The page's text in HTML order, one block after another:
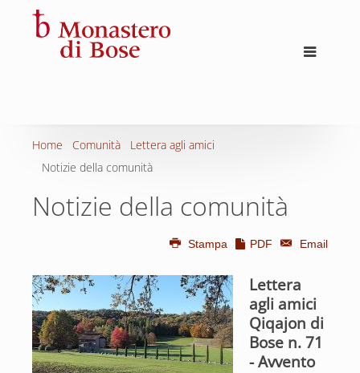
Home Comunità
Lettera agli amici
Notizie della comunità
Notizie della comunità
Stampa PDF Email
Lettera
agli amici
Qiqajon di
Bose n. 71
- Avvento